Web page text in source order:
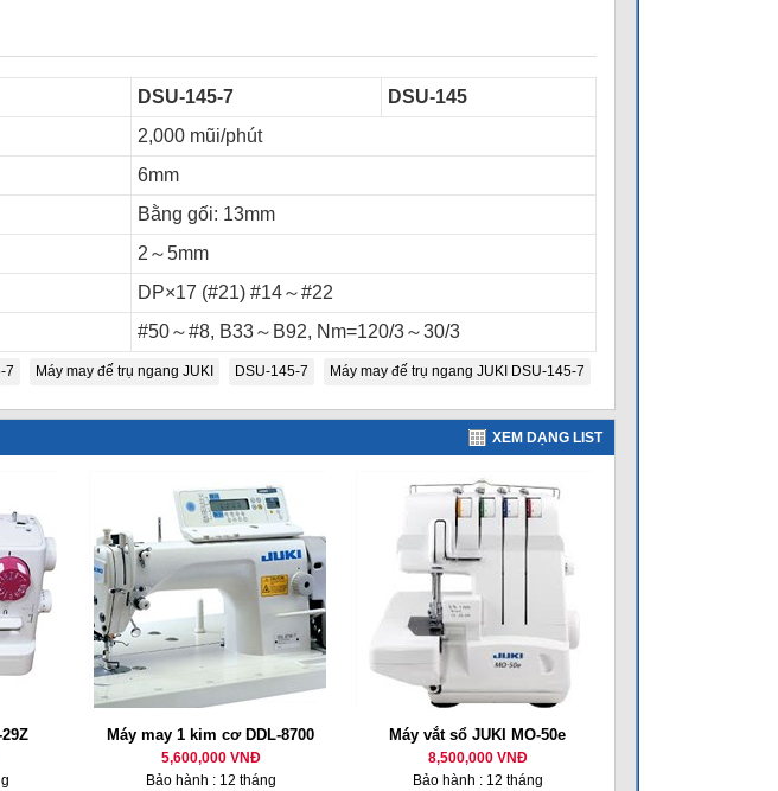
DSU-145-7
DSU-145
2,000 mũi/phút
6mm
Bằng gối: 13mm
2～5mm
DP×17 (#21) #14～#22
#50～#8, B33～B92, Nm=120/3～30/3
7 Máy may đế trụ ngang JUKI DSU-145-7 Máy may đế trụ ngang JUKI DSU-145-7
XEM DẠNG LIST
Máy may 1 kim cơ DDL-8700
5,600,000 VNĐ
Bảo hành : 12 tháng
Máy vắt sổ JUKI MO-50e
8,500,000 VNĐ
Bảo hành : 12 tháng